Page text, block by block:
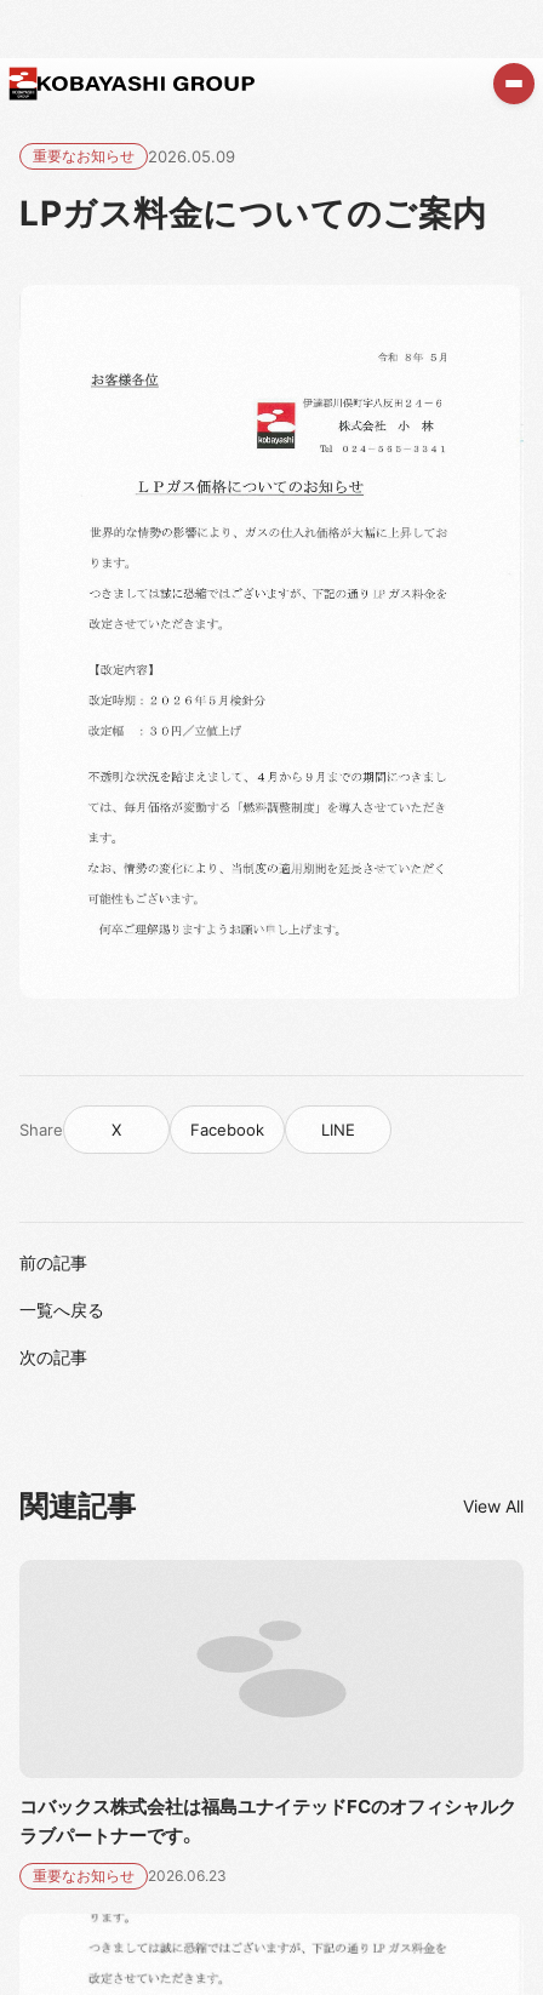
重要なお知らせ 2026.05.09
LPガス料金についてのご案内
Share X Facebook LINE
前の記事
一覧へ戻る
次の記事
関連記事 View All
コバックス株式会社は福島ユナイテッドFCのオフィシャルク
ラブパートナーです。
重要なお知らせ 2026.06.23